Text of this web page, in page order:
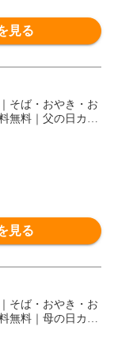
見る
そば・おやき・お
無料｜父の日カー
見る
そば・おやき・お
無料｜母の日カー